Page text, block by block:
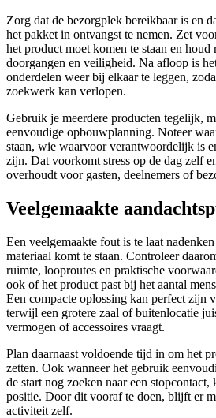
Zorg dat de bezorgplek bereikbaar is en
het pakket in ontvangst te nemen. Zet
het product moet komen te staan en houd
doorgangen en veiligheid. Na afloop is
onderdelen weer bij elkaar te leggen,
zoekwerk kan verlopen.
Gebruik je meerdere producten tegelijk,
eenvoudige opbouwplanning. Noteer
staan, wie waarvoor verantwoordelijk is
zijn. Dat voorkomt stress op de dag zelf
overhoudt voor gasten, deelnemers of
Veelgemaakte
Een veelgemaakte fout is te laat
materiaal komt te staan. Controleer
ruimte, looproutes en praktische
ook of het product past bij het aantal
Een compacte oplossing kan perfect zijn
terwijl een grotere zaal of buitenlocatie
vermogen of accessoires vraagt.
Plan daarnaast voldoende tijd in om het
zetten. Ook wanneer het gebruik
de start nog zoeken naar een
positie. Door dit vooraf te doen, blijft er
activiteit zelf.